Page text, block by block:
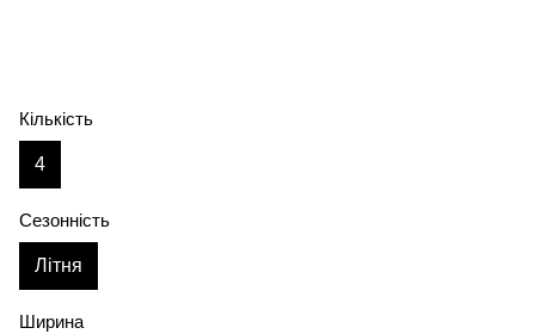
Кількість
4
Сезонність
Літня
Ширина